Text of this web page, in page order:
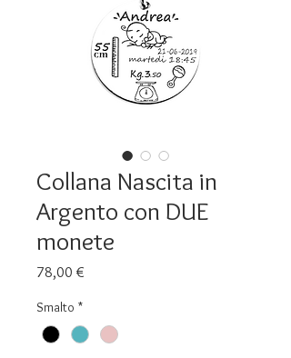
Collana Nascita in
Argento con DUE
monete
78,00 €
Smalto *